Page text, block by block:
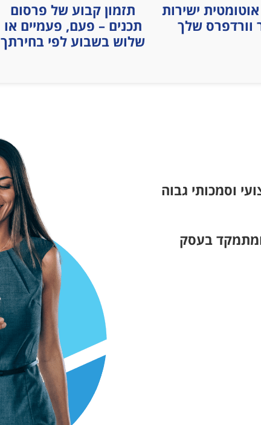
ישירות
וורדפרס שלך
תזמון קבוע של פרסום
תכנים – פעם, פעמיים או
שלוש בשבוע לפי בחירתך
וסמכותי גבוה
בעסק